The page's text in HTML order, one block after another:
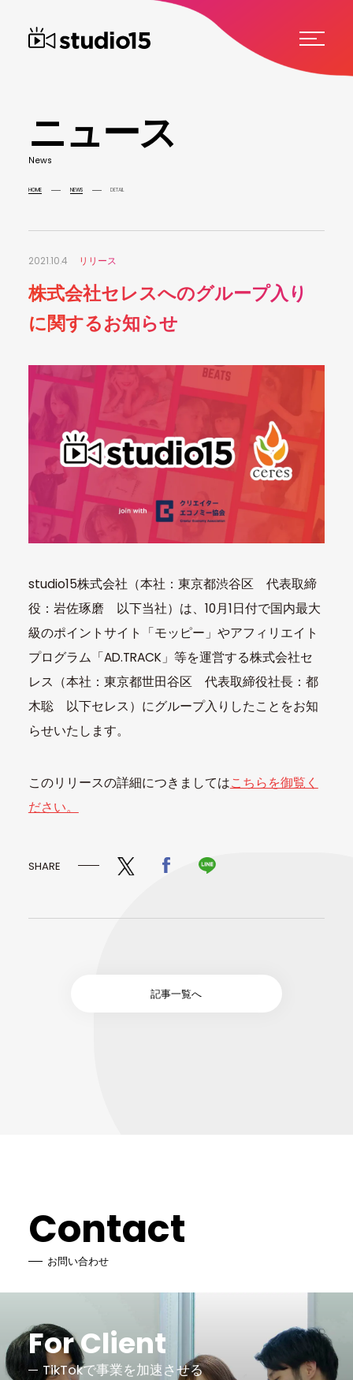
ニュース
News
HOME NEWS DETAIL
2021.10.4 リリース
株式会社セレスへのグループ入り
に関するお知らせ
studio15株式会社（本社：東京都渋谷区 代表取締
役：岩佐琢磨 以下当社）は、10月1日付で国内最大
級のポイントサイト「モッピー」やアフィリエイト
プログラム「AD.TRACK」等を運営する株式会社セ
レス（本社：東京都世田谷区 代表取締役社長：都
木聡 以下セレス）にグループ入りしたことをお知
らせいたします。
このリリースの詳細につきましてはこちらを御覧く
ださい。
SHARE
記事一覧へ
Contact
お問い合わせ
For Client
TikTokで事業を加速させる